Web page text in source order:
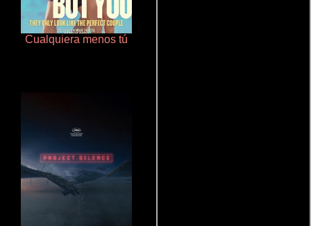
Cualquiera menos tú